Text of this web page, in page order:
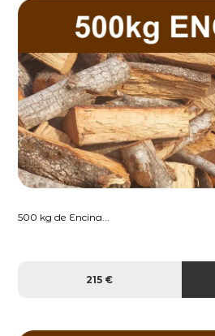
500 kg de Encina...
215 €